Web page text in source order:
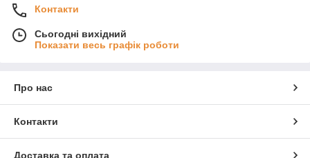
Контакти
Сьогодні вихідний
Показати весь графік роботи
Про нас
Контакти
Доставка та оплата